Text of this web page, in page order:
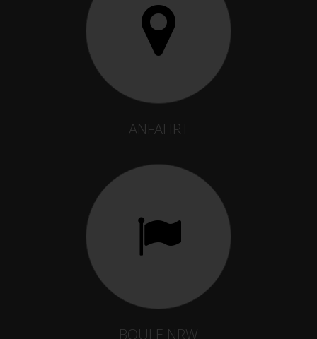
ANFAHRT
BOULE NRW